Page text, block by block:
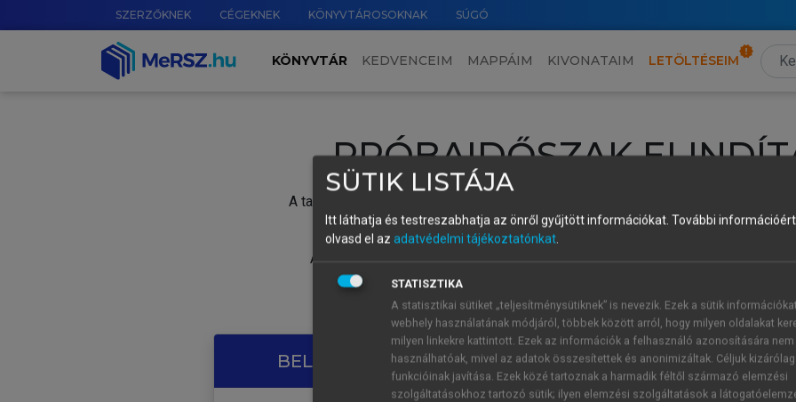
SZERZŐKNEK CÉGEKNEK KÖNYVTÁROSOKNAK SÚGÓ
KÖNYVTÁR KEDVENCEIM MAPPÁIM KIVONATAIM LETÖLTÉSEIM
PRÓBAIDŐSZAK
A tartalom megtekintéséhez lépj be a saját fiókoddal, iskolai azonosítóddal vagy
Új felhasználóként1 óra díjmentes hozzáférésrevagy
A próbaidőszak elindításához,
vagy hozz
A regisztráció után a
BELÉPÉS SAJÁT FIÓKKAL ÚJ FIÓK
1 óra
SÜTIK LISTÁJA
Itt láthatja és testreszabhatja az önről gyűjtött információkat. További
olvasd el az adatvédelmi tájékoztatónkat.
STATISZTIKA
A statisztikai sütiket „teljesítménysütiknek” is nevezik. Ezek a sütik
webhely használatának módjáról, többek között arról, hogy milyen oldalakat
milyen linkekre kattintott. Ezek az információk a felhasználó azonosítására nem
használhatóak, mivel az adatok összesítettek és anonimizáltak. Céljuk
funkcióinak javítása. Ezek közé tartoznak a harmadik féltől származó elemzési
szolgáltatásokhoz tartozó sütik; ilyen elemzési szolgáltatások a